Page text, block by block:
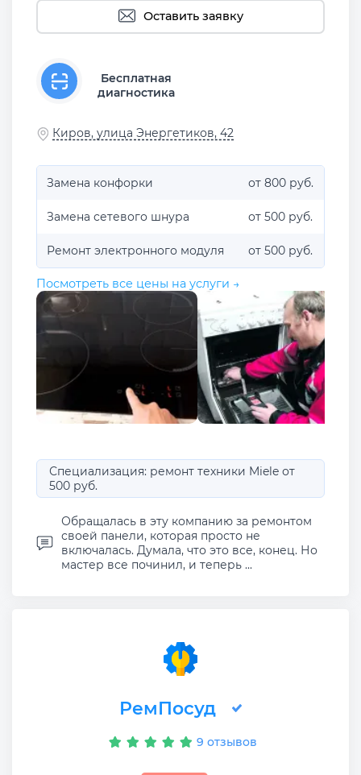
Оставить заявку
Бесплатная
диагностика
Киров, улица Энергетиков, 42
Замена конфорки от 800 руб.
Замена сетевого шнура от 500 руб.
Ремонт электронного модуля от 500 руб.
Посмотреть все цены на услуги →
Специализация: ремонт техники Miele от
500 руб.
Обращалась в эту компанию за ремонтом
своей панели, которая просто не
включалась. Думала, что это все, конец. Но
мастер все починил, и теперь ...
РемПосуд
9 отзывов